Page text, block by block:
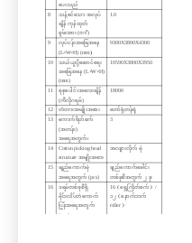
ပေးသည်
8
သန့်စင်သော အလုပ်
ချိန် ကုန်ထုတ်
စွမ်းအား (ဇ㎡)
1.0
9
လုပ်ငန်းအခြေအနေ
(L×W×H) (mm)၊
9300X3800X4300
10
သယ်ယူပို့ဆောင်ရေး
အခြေအနေ (L×W×H)
(mm)
10590X3800X3950
စုစုပေါင်းအလေးချိန်
(ကီလိုဂရမ်)
18000
12 တံတားအမျိုးအစား
တော်ရုံတန်ရုံ
13
ကောက်ရိတ်စက်
(အတန်း)
အရေအတွက်၊
3
14
Cotton picking head
structure အမျိုးအစား
အလျားလိုက် ဗုံ
15
ချည်ကောက်ဗုံ
အရေအတွက် (pcs)
ချည်ကောက်ခေါင်း
တစ်ခုစီအတွက် ၂ ခု
16
ဒရမ်တစ်ခုစီရှိ
ဗိုင်းလိပ်တံကောက်
ပြွန်အရေအတွက်
(pcs)
16（ရှေ့ကြိတ်စက်）/
၁၂（နောက်ဘက်
roller）